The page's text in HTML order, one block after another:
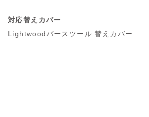
対応替えカバー
Lightwoodバースツール 替えカバー